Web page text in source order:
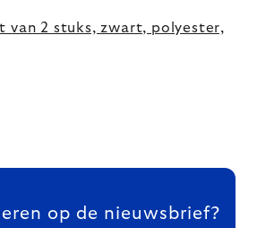
van 2 stuks, zwart, polyester,
op de nieuwsbrief?